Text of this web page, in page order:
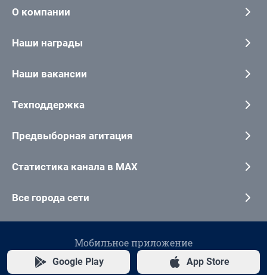
О компании
Наши награды
Наши вакансии
Техподдержка
Предвыборная агитация
Статистика канала в MAX
Все города сети
Мобильное приложение
Google Play App Store